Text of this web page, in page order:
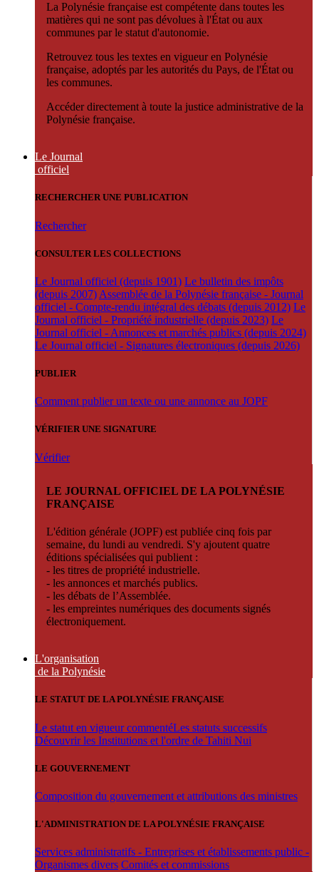
La Polynésie française est compétente dans toutes les
matières qui ne sont pas dévolues à l'État ou aux
communes par le statut d'autonomie.
Retrouvez tous les textes en vigueur en Polynésie
française, adoptés par les autorités du Pays, de l'État ou
les communes.
Accéder directement à toute la justice administrative de la
Polynésie française.
Le Journal
officiel
RECHERCHER UNE PUBLICATION
Rechercher
CONSULTER LES COLLECTIONS
Le Journal officiel (depuis 1901) Le bulletin des impôts
(depuis 2007) Assemblée de la Polynésie française - Journal
officiel - Compte-rendu intégral des débats (depuis 2012) Le
Journal officiel - Propriété industrielle (depuis 2023) Le
Journal officiel - Annonces et marchés publics (depuis 2024)
Le Journal officiel - Signatures électroniques (depuis 2026)
PUBLIER
Comment publier un texte ou une annonce au JOPF
VÉRIFIER UNE SIGNATURE
Vérifier
LE JOURNAL OFFICIEL DE LA POLYNÉSIE
FRANÇAISE
L'édition générale (JOPF) est publiée cinq fois par
semaine, du lundi au vendredi. S'y ajoutent quatre
éditions spécialisées qui publient :
- les titres de propriété industrielle.
- les annonces et marchés publics.
- les débats de l’Assemblée.
- les empreintes numériques des documents signés
électroniquement.
L'organisation
de la Polynésie
LE STATUT DE LA POLYNÉSIE FRANÇAISE
Le statut en vigueur commentéLes statuts successifs
Découvrir les Institutions et l'ordre de Tahiti Nui
LE GOUVERNEMENT
Composition du gouvernement et attributions des ministres
L'ADMINISTRATION DE LA POLYNÉSIE FRANÇAISE
Services administratifs - Entreprises et établissements public -
Organismes divers Comités et commissions